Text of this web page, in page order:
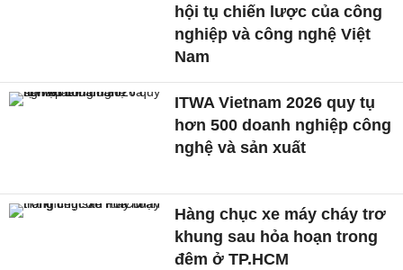
hội tụ chiến lược của công
nghiệp và công nghệ Việt
Nam
ITWA Vietnam 2026 quy tụ
hơn 500 doanh nghiệp công
nghệ và sản xuất
Hàng chục xe máy cháy trơ
khung sau hỏa hoạn trong
đêm ở TP.HCM